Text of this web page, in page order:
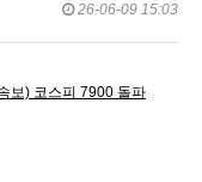
26-06-09 15:03